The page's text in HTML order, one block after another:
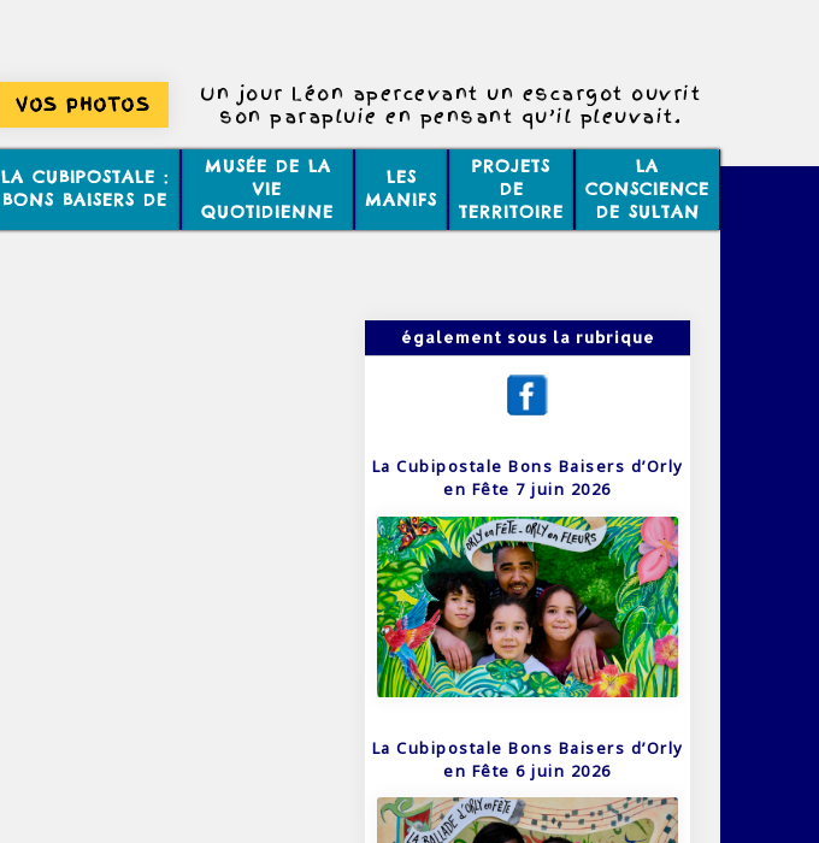
VOS PHOTOS
Un jour Léon apercevant un escargot ouvrit
son parapluie en pensant qu’il pleuvait.
C’était exact !
LA CUBIPOSTALE :
BONS BAISERS DE
MUSÉE DE LA
VIE
QUOTIDIENNE
LES
MANIFS
PROJETS
DE
TERRITOIRE
LA
CONSCIENCE
DE SULTAN
également sous la rubrique
La Cubipostale Bons Baisers d’Orly
en Fête 7 juin 2026
La Cubipostale Bons Baisers d’Orly
en Fête 6 juin 2026